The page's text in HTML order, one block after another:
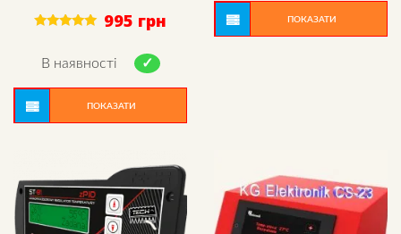
out of 5
995 грн
В наявності
ПОКАЗАТИ
ПОКАЗАТИ